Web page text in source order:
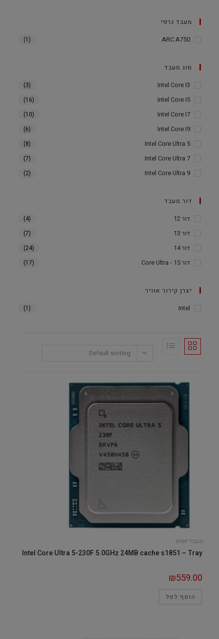
מעבד גרפי
ARC A750
(1)
סוג מעבד
Intel Core I3
(3)
Intel Core I5
(16)
Intel Core I7
(10)
Intel Core I9
(6)
Intel Core Ultra 5
(8)
Intel Core Ultra 7
(7)
Intel Core Ultra 9
(2)
דור מעבד
דור 12
(4)
דור 13 (7)
דור 14 (24)
דור 15 - Core Ultra (17)
יצרן קירור אוויר
Intel
(1)
Default sorting
מעבדי Intel
Intel Core Ultra 5-230F 5.0GHz 24MB cache s1851 – Tray
₪559.00
הוסף לסל